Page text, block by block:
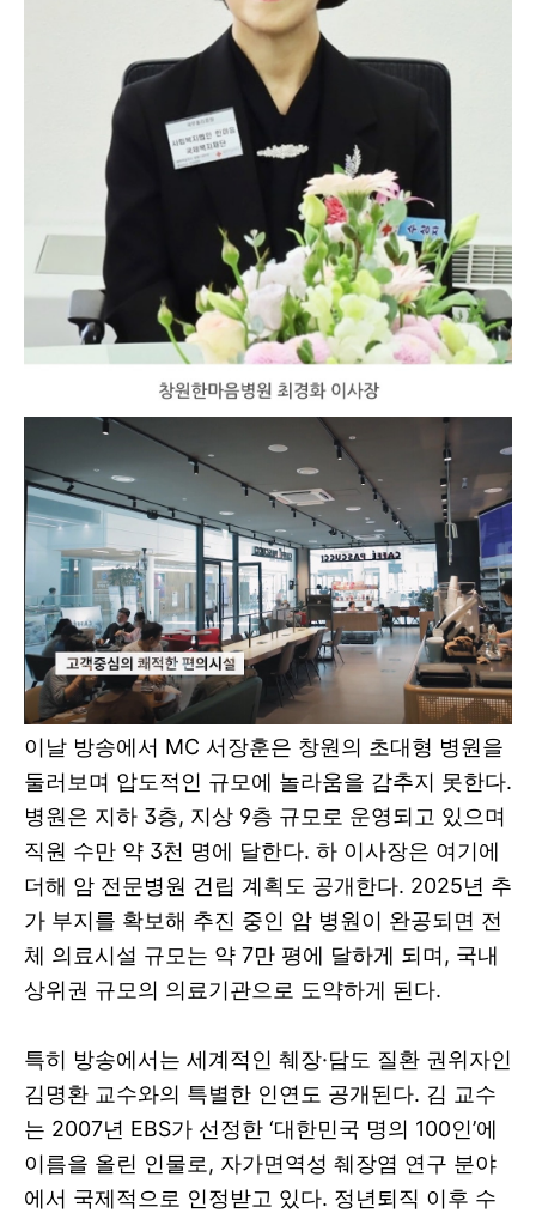
이날 방송에서 MC 서장훈은 창원의 초대형 병원을
둘러보며 압도적인 규모에 놀라움을 감추지 못한다.
병원은 지하 3층, 지상 9층 규모로 운영되고 있으며
직원 수만 약 3천 명에 달한다. 하 이사장은 여기에
더해 암 전문병원 건립 계획도 공개한다. 2025년 추
가 부지를 확보해 추진 중인 암 병원이 완공되면 전
체 의료시설 규모는 약 7만 평에 달하게 되며, 국내
상위권 규모의 의료기관으로 도약하게 된다.
특히 방송에서는 세계적인 췌장·담도 질환 권위자인
김명환 교수와의 특별한 인연도 공개된다. 김 교수
는 2007년 EBS가 선정한 ‘대한민국 명의 100인’에
이름을 올린 인물로, 자가면역성 췌장염 연구 분야
에서 국제적으로 인정받고 있다. 정년퇴직 이후 수